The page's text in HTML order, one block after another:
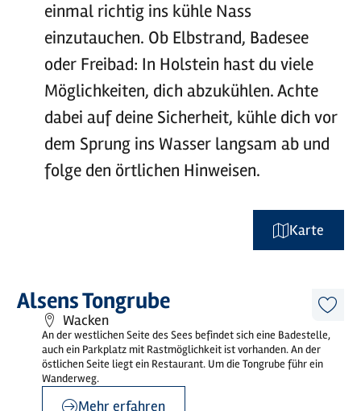
einmal richtig ins kühle Nass
einzutauchen. Ob Elbstrand, Badesee
oder Freibad: In Holstein hast du viele
Möglichkeiten, dich abzukühlen. Achte
dabei auf deine Sicherheit, kühle dich vor
dem Sprung ins Wasser langsam ab und
folge den örtlichen Hinweisen.
Karte
Alsens Tongrube
Wacken
An der westlichen Seite des Sees befindet sich eine Badestelle,
auch ein Parkplatz mit Rastmöglichkeit ist vorhanden. An der
östlichen Seite liegt ein Restaurant. Um die Tongrube führ ein
Wanderweg.
Mehr
erfahren
Mehr erfahren